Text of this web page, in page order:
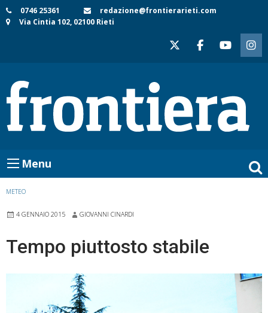
Skip
to
0746 25361
redazione@frontierarieti.com
Via Cintia 102, 02100 Rieti
Menu
METEO
4 GENNAIO 2015 GIOVANNI CINARDI
Tempo piuttosto stabile